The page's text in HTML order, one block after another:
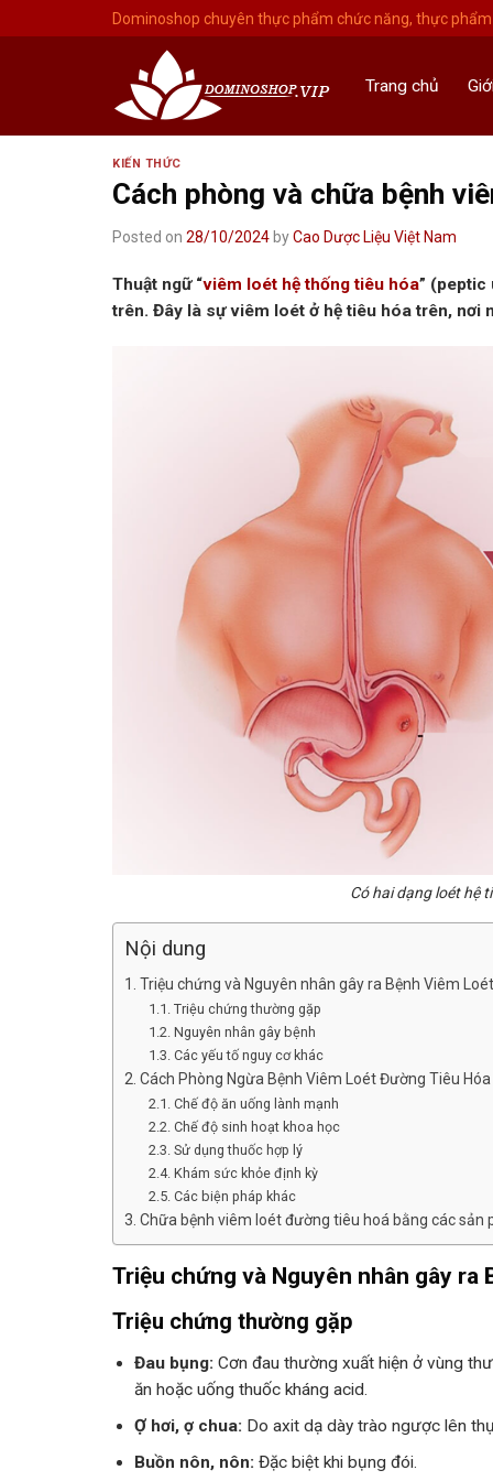
to
Dominoshop chuyên thực phẩm chức năng, thực
Trang chủ
KIẾN THỨC
Cách phòng và chữa bệnh
Posted on 28/10/2024 byCao Dược Liệu Việt Nam
Thuật ngữ “viêm loét hệ thống tiêu hóa” (peptic
trên. Đây là sự viêm loét ở hệ tiêu hóa trên, nơi
Có hai dạng loét hệ
Nội dung
Triệu chứng và Nguyên nhân gây ra Bệnh Viêm
Triệu chứng thường gặp
Nguyên nhân gây bệnh
Các yếu tố nguy cơ khác
Cách Phòng Ngừa Bệnh Viêm Loét Đường Tiêu Hóa
Chế độ ăn uống lành mạnh
Chế độ sinh hoạt khoa học
Sử dụng thuốc hợp lý
Khám sức khỏe định kỳ
Các biện pháp khác
Chữa bệnh viêm loét đường tiêu hoá bằng các sản
Triệu chứng và Nguyên nhân gây
Triệu chứng thường gặp
Đau bụng: Cơn đau thường xuất hiện ở vùng
ăn hoặc uống thuốc kháng acid.
Ợ hơi, ợ chua: Do axit dạ dày trào ngược lên
Buồn nôn, nôn: Đặc biệt khi bụng đói.